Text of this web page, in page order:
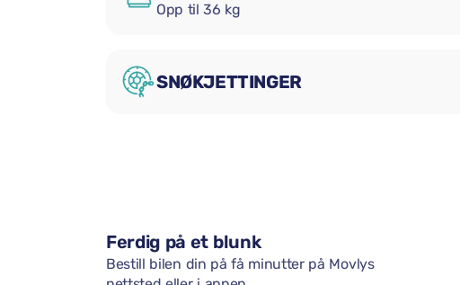
Opp til 36 kg
SNØKJETTINGER
Ferdig på et blunk
Bestill bilen din på få minutter på Movlys